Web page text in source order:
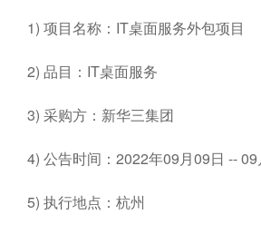
1) 项目名称：IT桌面服务外包项目
2) 品目：IT桌面服务
3) 采购方：新华三集团
4) 公告时间：2022年09月09日 -- 09
5) 执行地点：杭州